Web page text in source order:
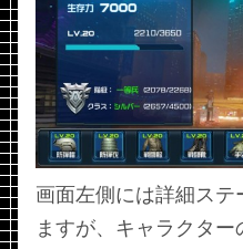
画面左側には詳細ス
ますが、キャラクタ